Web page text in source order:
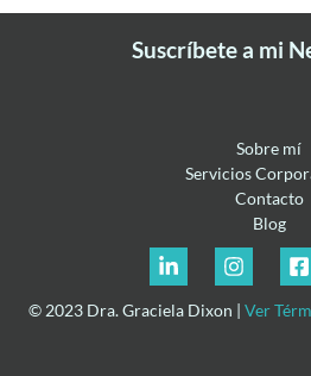
Suscríbete a mi
Sobre mí
Servicios
Contacto
Blog
© 2023 Dra. Graciela Dixon | Ver